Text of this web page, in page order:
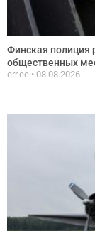
Финская полиция
общественных
err.ee 08.08.2026